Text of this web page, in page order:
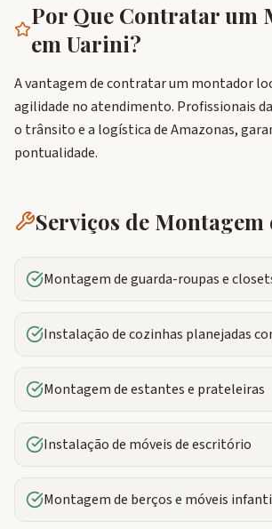
Por Que Contratar um
em Uarini?
A vantagem de contratar um montador
agilidade no atendimento. Profissionais
o trânsito e a logística de Amazonas,
pontualidade.
Serviços de Montagem
Montagem de guarda-roupas e
Instalação de cozinhas planejadas
Montagem de estantes e prateleiras
Instalação de móveis de escritório
Montagem de berços e móveis